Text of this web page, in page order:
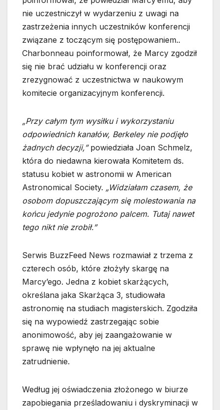
nie uczestniczył w wydarzeniu z uwagi na
zastrzeżenia innych uczestników konferencji
związane z toczącym się postępowaniem..
Charbonneau poinformował, że Marcy zgodził
się nie brać udziału w konferencji oraz
zrezygnować z uczestnictwa w naukowym
komitecie organizacyjnym konferencji.
„Przy całym tym wysiłku i wykorzystaniu
odpowiednich kanałów, Berkeley nie podjęło
żadnych decyzji,” powiedziała Joan Schmelz,
która do niedawna kierowała Komitetem ds.
statusu kobiet w astronomii w American
Astronomical Society. „Widziałam czasem, że
osobom dopuszczającym się molestowania na
końcu jedynie pogrożono palcem. Tutaj nawet
tego nikt nie zrobił.”
Serwis BuzzFeed News rozmawiał z trzema z
czterech osób, które złożyły skargę na
Marcy’ego. Jedna z kobiet skarżących,
określana jaka Skarżąca 3, studiowała
astronomię na studiach magisterskich. Zgodziła
się na wypowiedź zastrzegając sobie
anonimowość, aby jej zaangażowanie w
sprawę nie wpłynęło na jej aktualne
zatrudnienie.
Według jej oświadczenia złożonego w biurze
zapobiegania prześladowaniu i dyskryminacji w